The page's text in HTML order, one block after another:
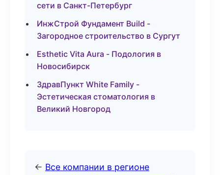
сети в Санкт-Петербург
ИнжСтрой Фундамент Build -
Загородное строительство в Сургут
Esthetic Vita Aura - Подология в
Новосибирск
ЗдравПункт White Family -
Эстетическая стоматология в
Великий Новгород
← Все компании в регионе